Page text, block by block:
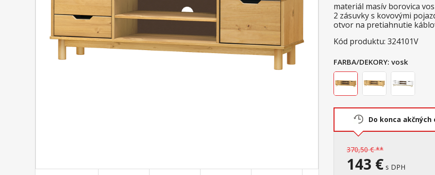
materiál masív borovica
2 zásuvky s kovovými
otvor na pretiahnutie
Kód produktu: 324101V
FARBA/DEKORY: vosk
Do konca
370,50 € **
143 € s DPH